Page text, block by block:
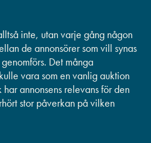
inte, utan varje gång någon
de annonsörer som vill synas
Det många
vara som en vanlig auktion
annonsens relevans för den
stor påverkan på vilken